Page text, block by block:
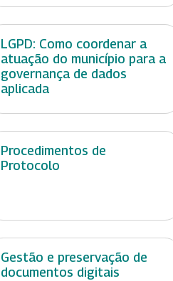
LGPD: Como coordenar a
atuação do município para a
governança de dados
aplicada
Procedimentos de
Protocolo
Gestão e preservação de
documentos digitais